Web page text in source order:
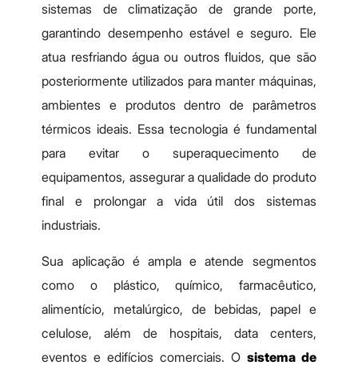
sistemas de climatização de grande porte,
garantindo desempenho estável e seguro. Ele
atua resfriando água ou outros fluidos, que são
posteriormente utilizados para manter máquinas,
ambientes e produtos dentro de parâmetros
térmicos ideais. Essa tecnologia é fundamental
para evitar o superaquecimento de
equipamentos, assegurar a qualidade do produto
final e prolongar a vida útil dos sistemas
industriais.
Sua aplicação é ampla e atende segmentos
como o plástico, químico, farmacêutico,
alimentício, metalúrgico, de bebidas, papel e
celulose, além de hospitais, data centers,
eventos e edifícios comerciais. O sistema de